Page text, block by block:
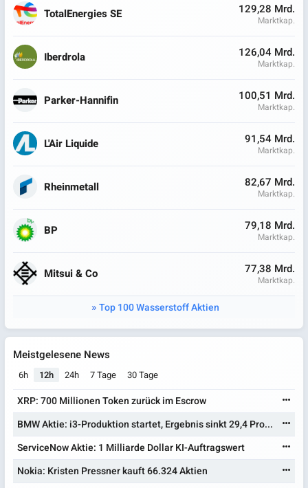
TotalEnergies SE 129,28 Mrd.
Marktkap.
Iberdrola 126,04 Mrd.
Marktkap.
Parker-Hannifin 100,51 Mrd.
Marktkap.
L'Air Liquide 91,54 Mrd.
Marktkap.
Rheinmetall 82,67 Mrd.
Marktkap.
BP 79,18 Mrd.
Marktkap.
Mitsui & Co 77,38 Mrd.
Marktkap.
Top 100 Wasserstoff Aktien
Meistgelesene News
6h 12h 24h 7 Tage 30 Tage
XRP: 700 Millionen Token zurück im Escrow
BMW Aktie: i3-Produktion startet, Ergebnis sinkt 29,4 Pro...
ServiceNow Aktie: 1 Milliarde Dollar KI-Auftragswert
Nokia: Kristen Pressner kauft 66.324 Aktien